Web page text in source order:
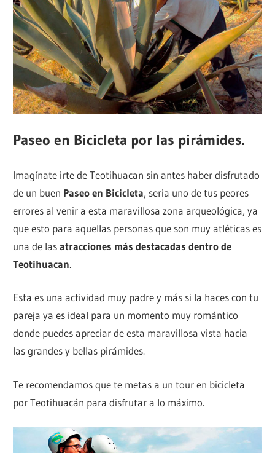
Paseo en Bicicleta por las pirámides.
Imagínate irte de Teotihuacan sin antes haber disfrutado
de un buen Paseo en Bicicleta, seria uno de tus peores
errores al venir a esta maravillosa zona arqueológica, ya
que esto para aquellas personas que son muy atléticas es
una de lasatracciones más destacadas dentro de
Teotihuacan.
Esta es una actividad muy padre y más si la haces con tu
pareja ya es ideal para un momento muy romántico
donde puedes apreciar de esta maravillosa vista hacia
las grandes y bellas pirámides.
Te recomendamos que te metas a un tour en bicicleta
por Teotihuacán para disfrutar a lo máximo.